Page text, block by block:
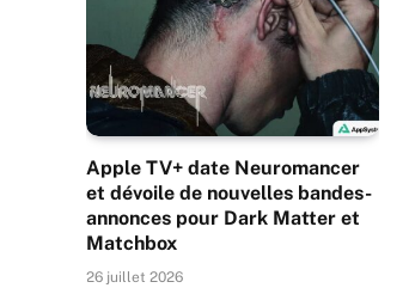
Apple TV+ date Neuromancer
et dévoile de nouvelles bandes-
annonces pour Dark Matter et
Matchbox
26 juillet 2026